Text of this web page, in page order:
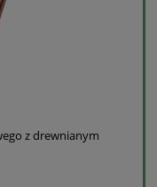
z drewnianym